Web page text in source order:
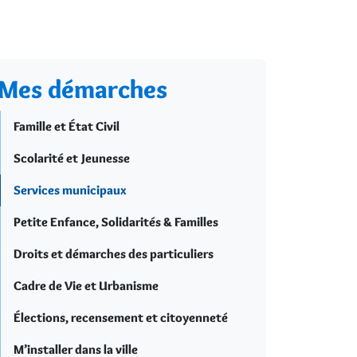
démarches
Famille et État Civil
Scolarité et Jeunesse
Services municipaux
Petite Enfance, Solidarités & Familles
Droits et démarches des particuliers
Cadre de Vie et Urbanisme
Élections, recensement et citoyenneté
M’installer dans la ville